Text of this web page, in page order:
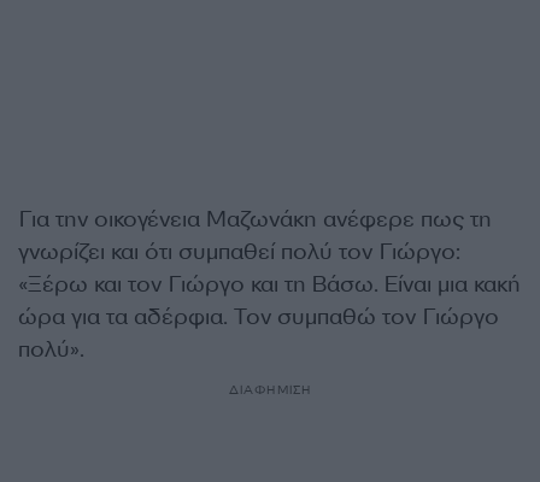
Για την οικογένεια Μαζωνάκη ανέφερε πως τη
γνωρίζει και ότι συμπαθεί πολύ τον Γιώργο:
«Ξέρω και τον Γιώργο και τη Βάσω. Είναι μια κακή
ώρα για τα αδέρφια. Τον συμπαθώ τον Γιώργο
πολύ».
ΔΙΑΦΗΜΙΣΗ